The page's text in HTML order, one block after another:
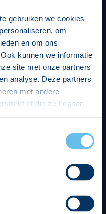
gebruiken we cookies
om
en om ons
kunnen we informatie
site met onze partners
analyse. Deze partners
met andere
of die ze hebben
Je kunt je toestemming
pagina.